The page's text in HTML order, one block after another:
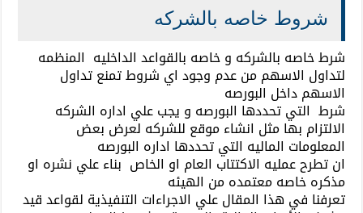
شروط خاصه بالشركه
شرط خاصه بالشركه و خاصه بالقواعد الداخليه المنظمه
لتداول الاسهم من عدم وجود اي شروط تمنع تداول
الاسهم داخل البورصه
شرط التي تحددها البورصه و يجب علي اداره الشركه
الالتزام بها مثل انشاء موقع للشركه لعرض بعض
المعلومات الماليه التي تحددها اداره البورصه
ان تطرح عمليه الاكتتاب العام او الخاص بناء علي نشره او
مذكره خاصه معتمده من الهيئه
تعرفنا في هذا المقال علي الاجراءات التنفيذية لقواعد قيد